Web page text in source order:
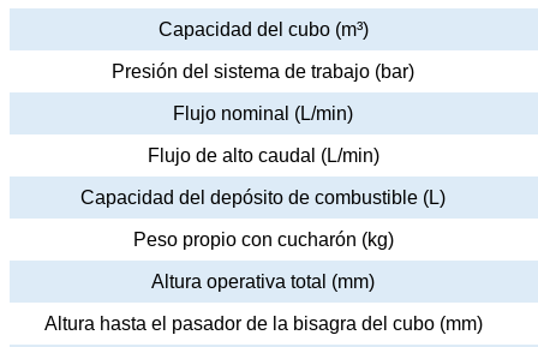
Capacidad del cubo (m³)
Presión del sistema de trabajo (bar)
Flujo nominal (L/min)
Flujo de alto caudal (L/min)
Capacidad del depósito de combustible (L)
Peso propio con cucharón (kg)
Altura operativa total (mm)
Altura hasta el pasador de la bisagra del cubo (mm)